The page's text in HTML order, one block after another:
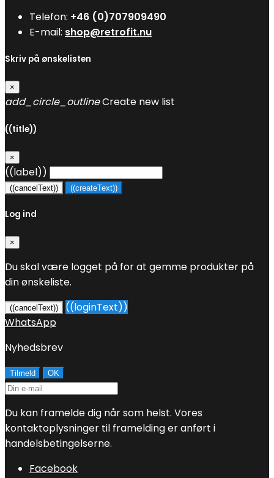
Telefon: +46 (0)707909490
E-mail: shop@retrofit.nu
Skriv på ønskelisten
×
add_circle_outlineCreate new list
((title))
×
((label))
((cancelText)) ((createText))
Log ind
×
Du skal være logget på for at gemme produkter på
din ønskeliste.
((cancelText))
((loginText))
WhatsApp
Nyhedsbrev
Du kan framelde dig når som helst. Vores
kontaktoplysninger til framelding er anført i
handelsbetingelserne.
Facebook